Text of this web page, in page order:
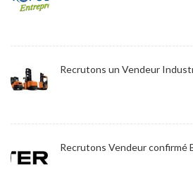
Recrutons un Vendeur
Recrutons Vendeur confirmé